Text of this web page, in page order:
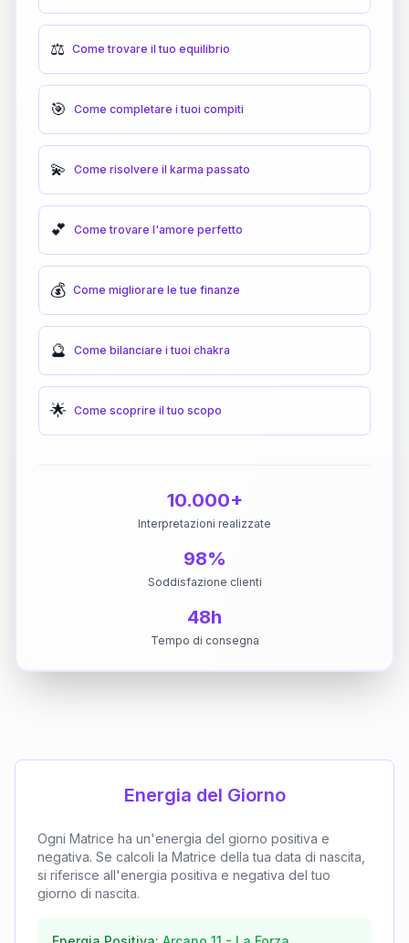
⚖️ Come trovare il tuo equilibrio
🎯 Come completare i tuoi compiti
💫 Come risolvere il karma passato
💕 Come trovare l'amore perfetto
💰 Come migliorare le tue finanze
🔮 Come bilanciare i tuoi chakra
🌟 Come scoprire il tuo scopo
10.000+
Interpretazioni realizzate
98%
Soddisfazione clienti
48h
Tempo di consegna
Energia del Giorno
Ogni Matrice ha un'energia del giorno positiva e
negativa. Se calcoli la Matrice della tua data di nascita,
si riferisce all'energia positiva e negativa del tuo
giorno di nascita.